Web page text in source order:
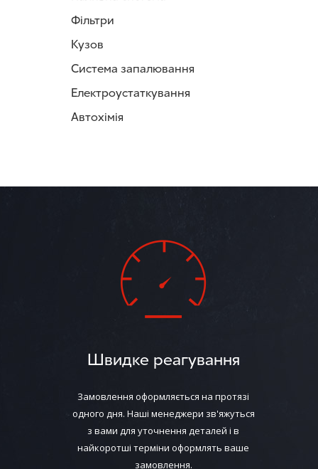
Фільтри
Кузов
Система запалювання
Електроустаткування
Автохімія
Швидке реагування
Замовлення оформляється на протязі
одного дня. Наші менеджери зв'яжуться
з вами для уточнення деталей і в
найкоротші терміни оформлять ваше
замовлення.